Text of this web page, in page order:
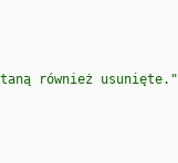
również usunięte."